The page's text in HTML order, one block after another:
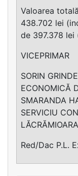
Valoarea
438.702 lei
de 397.378 lei
VICEPRIMAR
SORIN
ECONOMICĂ
SMARANDA
SERVICIU
Red/Dac P.L.